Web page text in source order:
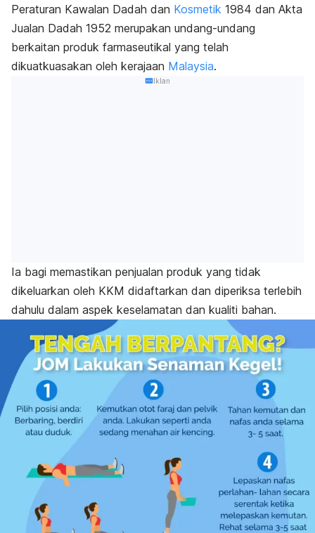
Peraturan Kawalan Dadah dan Kosmetik 1984 dan Akta
Jualan Dadah 1952 merupakan undang-undang
berkaitan produk farmaseutikal yang telah
dikuatkuasakan oleh kerajaan Malaysia.
Iklan
Ia bagi memastikan penjualan produk yang tidak
dikeluarkan oleh KKM didaftarkan dan diperiksa terlebih
dahulu dalam aspek keselamatan dan kualiti bahan.